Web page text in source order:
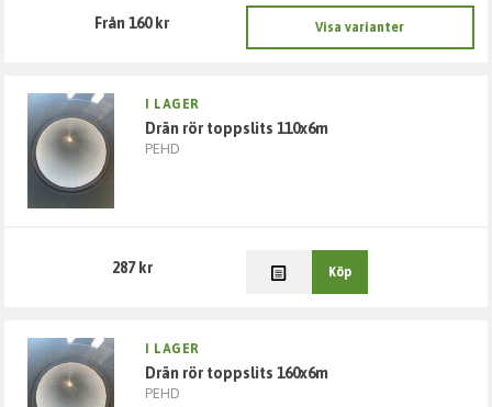
Väg & Mark
VA
Markavloppsrör, delar och tillbehör
Enskilda Avlopp
Inomhusavlopp
Brunnar och betäckningar
Från 160 kr Visa varianter
I LAGER
drän rör toppslits 110x6m
PEHD
287 kr Köp
I LAGER
drän rör toppslits 160x6m
PEHD